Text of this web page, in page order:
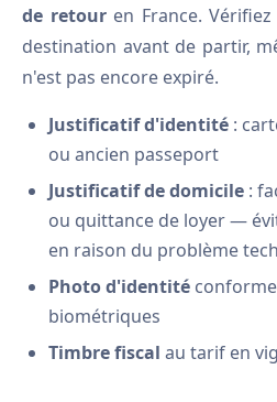
de retouren France.
destination avant de partir,
n'est pas encore expiré.
Justificatif d'identité :
ou ancien passeport
Justificatif de domicile :
ou quittance de loyer —
en raison du problème
Photo d'identité
biométriques
Timbre fiscal au tarif en